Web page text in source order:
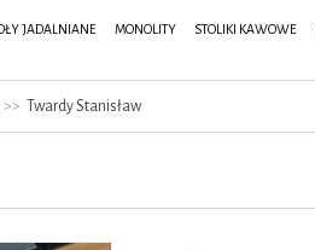
JADALNIANE MONOLITY STOLIKI KAWOWE
>> Twardy Stanisław